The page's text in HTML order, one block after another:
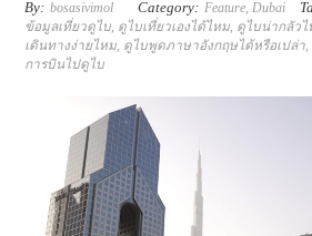
By: bosasivimol Category: Feature,Dubai
ข้อมูลเที่ยวดูไบ, ดูไบเที่ยวเองได้ไหม, ดูไบน่ากลัวไ
เดินทางง่ายไหม, ดูไบพูดภาษาอังกฤษได้หรือเปล่า,
การบินไปดูไบ